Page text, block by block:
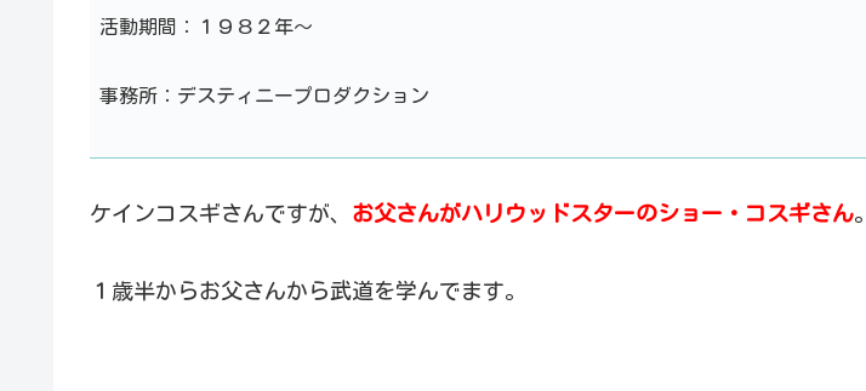
活動期間：１９８２年～
事務所：デスティニープロダクション
ケインコスギさんですが、 お父さんがハリウッドスターのショー・コスギさん。
１歳半からお父さんから武道を学んでます。